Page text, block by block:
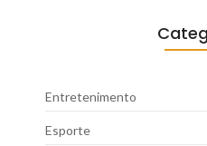
Entretenimento
Esporte